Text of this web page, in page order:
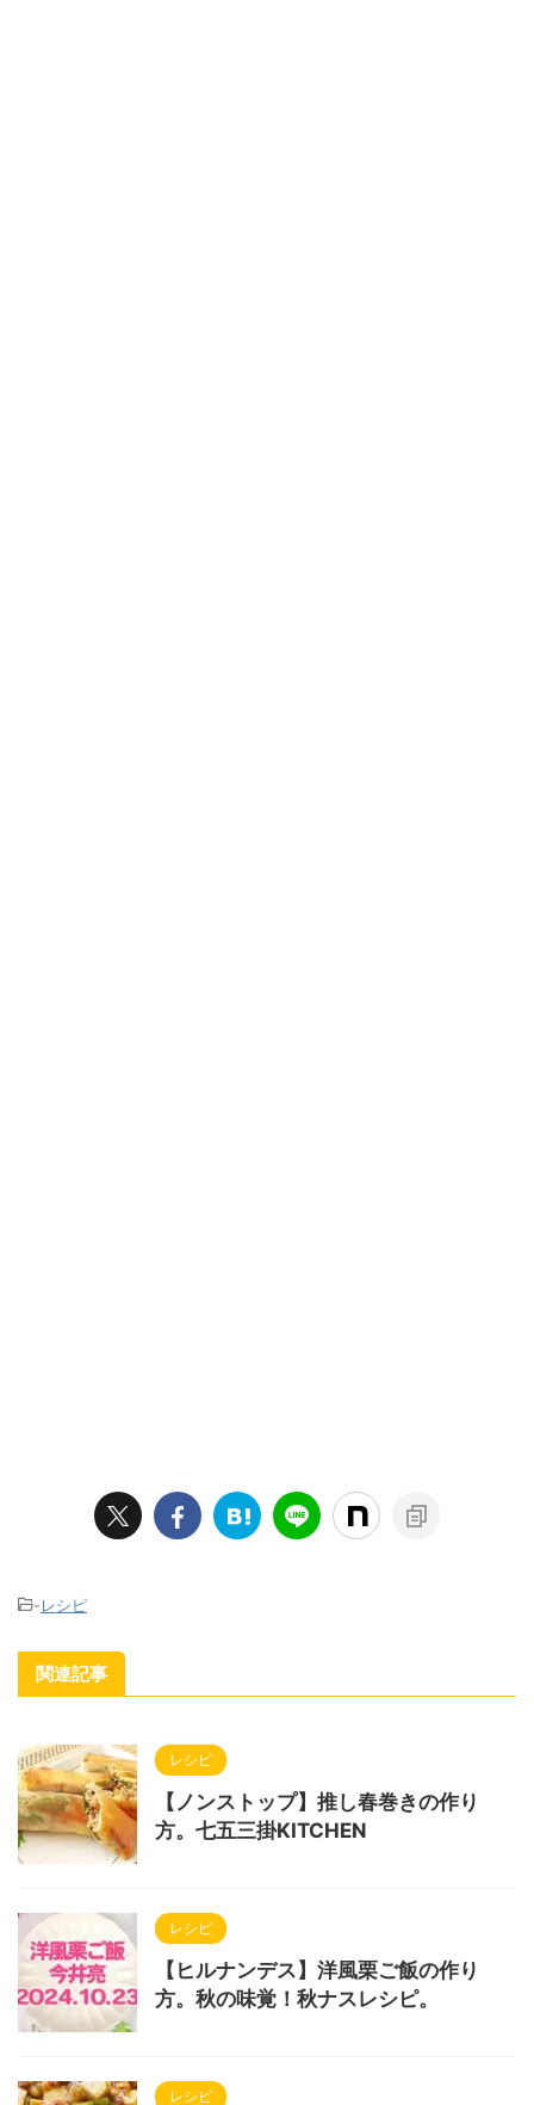
-レシピ
関連記事
レシピ
【ノンストップ】推し春巻きの作り
方。七五三掛KITCHEN
レシピ
【ヒルナンデス】洋風栗ご飯の作り
方。秋の味覚！秋ナスレシピ。
レシピ